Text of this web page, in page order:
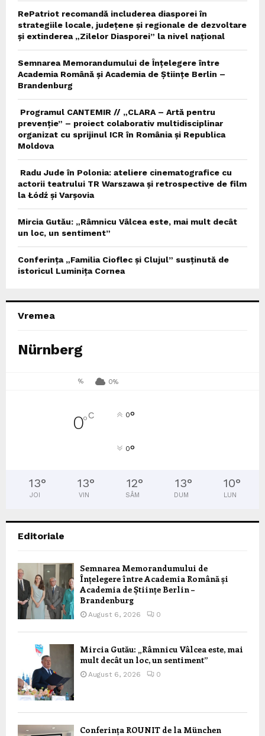
RePatriot recomandă includerea diasporei în
strategiile locale, județene și regionale de dezvoltare
și extinderea „Zilelor Diasporei” la nivel național
Semnarea Memorandumului de Înțelegere între
Academia Română și Academia de Științe Berlin –
Brandenburg
Programul CANTEMIR // „CLARA – Artă pentru
prevenție” – proiect colaborativ multidisciplinar
organizat cu sprijinul ICR în România și Republica
Moldova
Radu Jude în Polonia: ateliere cinematografice cu
actorii teatrului TR Warszawa și retrospective de film
la Łódź și Varșovia
Mircia Gutău: „Râmnicu Vâlcea este, mai mult decât
un loc, un sentiment”
Conferința „Familia Cioflec și Clujul” susținută de
istoricul Luminița Cornea
Vremea
Nürnberg
% 0%
0°C 0°
0°
13°
JOI
13°
VIN
12°
SÂM
13°
DUM
10°
LUN
Editoriale
Semnarea Memorandumului de
Înțelegere între Academia Română și
Academia de Științe Berlin –
Brandenburg
August 6, 2026 0
Mircia Gutău: „Râmnicu Vâlcea este, mai
mult decât un loc, un sentiment”
August 6, 2026 0
Conferința ROUNIT de la München